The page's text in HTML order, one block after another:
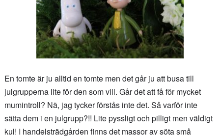
En tomte är ju alltid en tomte men det går ju att busa till
julgrupperna lite för den som vill. Går det att få för mycket
mumintroll? Nä, jag tycker förstås inte det. Så varför inte
sätta dem i en julgrupp?!! Lite pyssligt och pilligt men väldigt
kul! I handelsträdgården finns det massor av söta små